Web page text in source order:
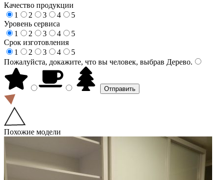
Качество продукции
1
2 3 4
5
Уровень сервиса
1
2 3 4
5
Срок изготовления
1
2 3 4
5
Пожалуйста, докажите, что вы человек, выбрав Дерево.
Похожие модели